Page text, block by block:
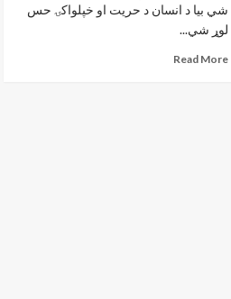
شي بیا د انسان د حریت او خپلواکۍ حس
لوړ شي...
Read More